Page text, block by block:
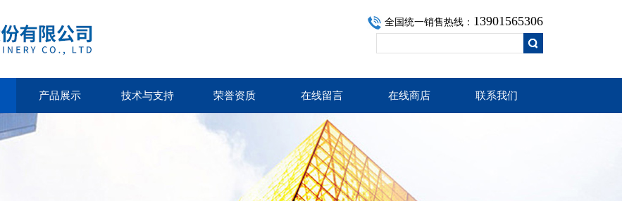
全国统一销售热线： 13901565306
产品展示 技术与支持 荣誉资质 在线留言 在线商店 联系我们